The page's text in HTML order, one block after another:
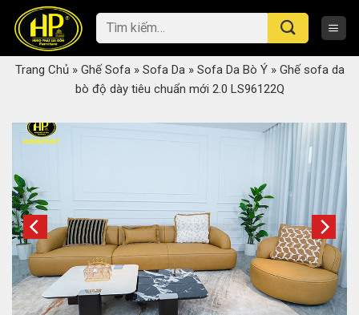
content
Tìm
kiếm:
Trang Chủ» Ghế Sofa» Sofa Da» Sofa Da Bò Ý» Ghế sofa da
bò độ dày tiêu chuẩn mới 2.0 LS96122Q